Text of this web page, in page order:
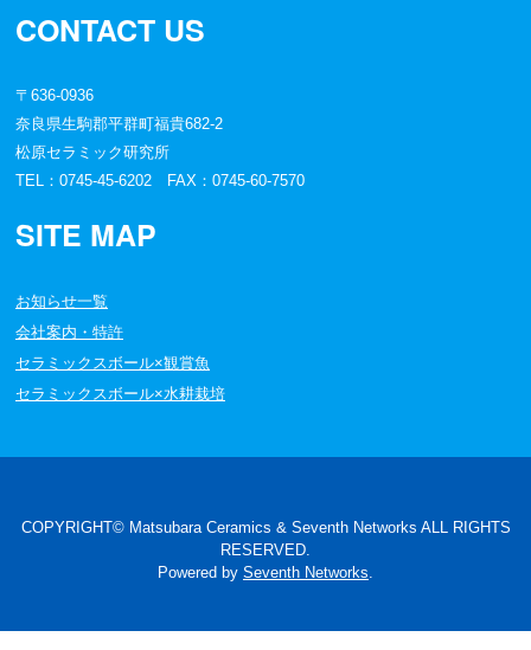
CONTACT US
〒636-0936
奈良県生駒郡平群町福貴682-2
松原セラミック研究所
TEL：0745-45-6202 FAX：0745-60-7570
SITE MAP
お知らせ一覧
会社案内・特許
セラミックスボール×観賞魚
セラミックスボール×水耕栽培
COPYRIGHT© Matsubara Ceramics & Seventh Networks ALL RIGHTS
RESERVED.
Powered by Seventh Networks.